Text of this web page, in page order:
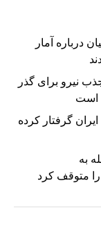
درباره آمار
نیرو برای گذر
است
گرفتار کرده
به
متوقف کرد